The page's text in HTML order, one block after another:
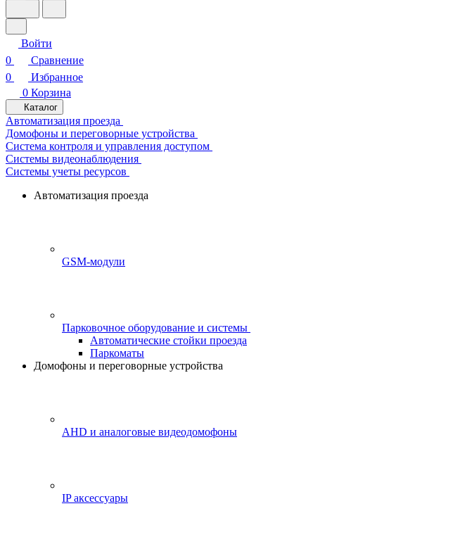
Войти
0
Сравнение
0
Избранное
0 Корзина
Каталог
Автоматизация проезда
Домофоны и переговорные устройства
Система контроля и управления доступом
Системы видеонаблюдения
Системы учеты ресурсов
Автоматизация проезда
GSM-модули
Парковочное оборудование и системы
Автоматические стойки проезда
Паркоматы
Домофоны и переговорные устройства
AHD и аналоговые видеодомофоны
IP аксессуары